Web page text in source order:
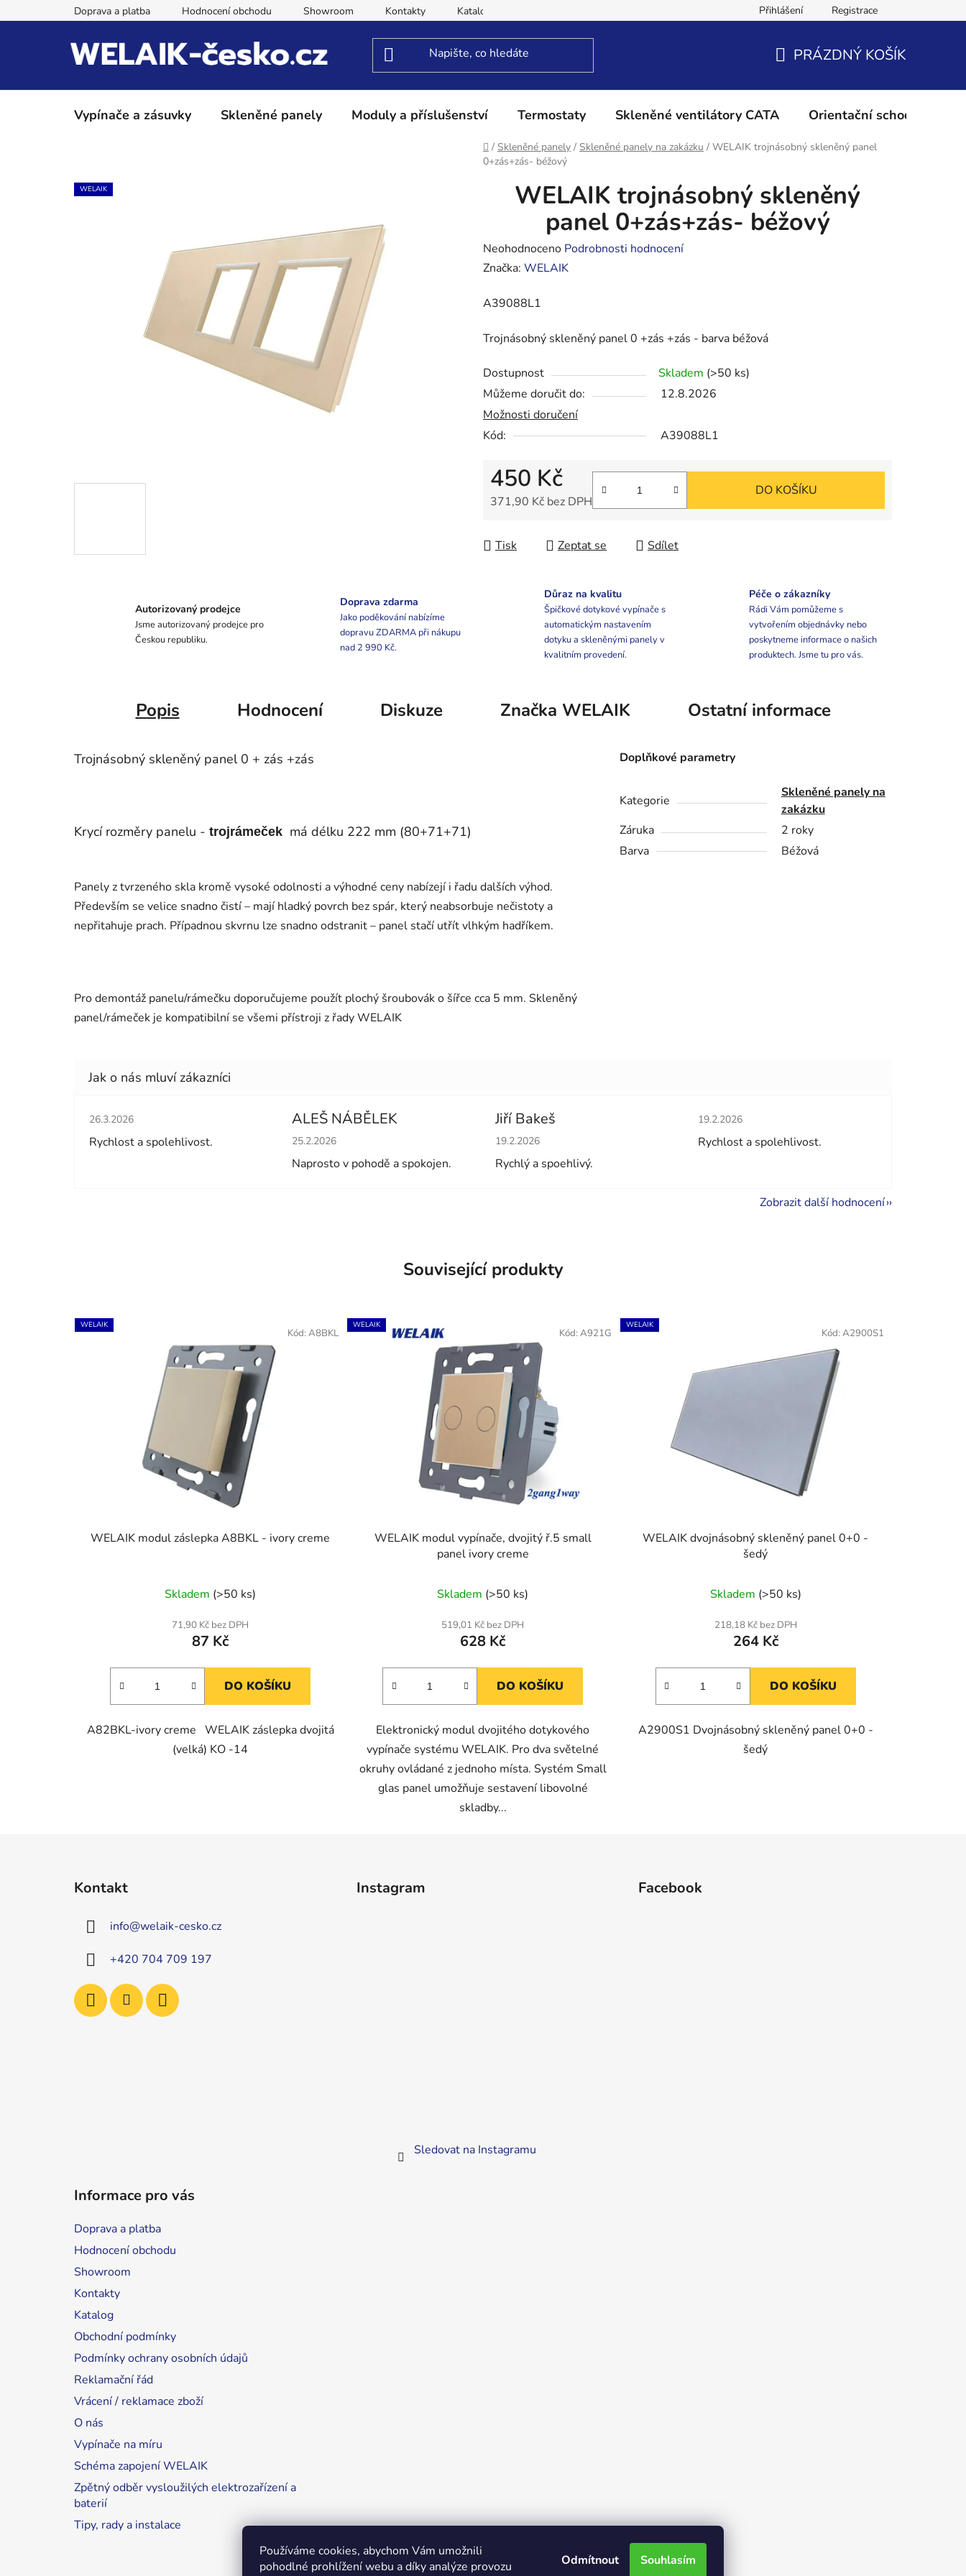
Používáme cookies, abychom Vám umožnili
pohodlné prohlížení webu a díky analýze provozu
Odmítnout Souhlasím
na
Doprava a platba Hodnocení obchodu Showroom Kontakty Katalog Podmínky ochrany osobních údajů Reklamační řád
Přihlášení Registrace
KOŠÍK
PRÁZDNÝ KOŠÍK
Vypínače a zásuvky Skleněné panely Moduly a příslušenství Termostaty Skleněné ventilátory CATA Orientační schodišťové
Domů
/ Skleněné panely / Skleněné panely na zakázku / WELAIK trojnásobný skleněný panel
0+zás+zás- béžový
WELAIK trojnásobný skleněný
panel 0+zás+zás- béžový
Průměrné
hodnocení
je
z
5
hvězdiček.
Neohodnoceno Podrobnosti hodnocení
Značka: WELAIK
A39088L1
Trojnásobný skleněný panel 0 +zás +zás - barva béžová
Dostupnost Skladem (>50 ks)
Můžeme doručit do:
12.8.2026
Možnosti doručení
Kód:
A39088L1
450 Kč
371,90 Kč bez DPH
DO KOŠÍKU
Tisk Zeptat se Sdílet
WELAIK
Autorizovaný prodejce
Jsme autorizovaný prodejce pro
Českou republiku.
Doprava zdarma
Jako poděkování nabízíme
dopravu ZDARMA při nákupu
nad 2 990 Kč.
Důraz na kvalitu
Špičkové dotykové vypínače s
automatickým nastavením
dotyku a skleněnými panely v
kvalitním provedení.
Péče o zákazníky
Rádi Vám pomůžeme s
vytvořením objednávky nebo
poskytneme informace o našich
produktech. Jsme tu pro vás.
Popis Hodnocení Diskuze Značka WELAIK Ostatní informace
Trojnásobný skleněný panel 0 + zás +zás
Krycí rozměry panelu - trojrámeček má délku 222 mm (80+71+71)
Panely z tvrzeného skla kromě vysoké odolnosti a výhodné ceny nabízejí i řadu dalších výhod.
Především se velice snadno čistí – mají hladký povrch bez spár, který neabsorbuje nečistoty a
nepřitahuje prach. Případnou skvrnu lze snadno odstranit – panel stačí utřít vlhkým hadříkem.
Pro demontáž panelu/rámečku doporučujeme použít plochý šroubovák o šířce cca 5 mm. Skleněný
panel/rámeček je kompatibilní se všemi přístroji z řady WELAIK
Doplňkové parametry
Kategorie
Skleněné panely na
zakázku
Záruka
2 roky
Barva
Béžová
Hodnocení obchodu je 5 z 5 hvězdiček.
26.3.2026
Rychlost a spolehlivost.
ALEŠ NÁBĚLEK
Hodnocení obchodu je 5 z 5 hvězdiček.
25.2.2026
Naprosto v pohodě a spokojen.
Jiří Bakeš
Hodnocení obchodu je 5 z 5 hvězdiček.
19.2.2026
Rychlý a spoehlivý.
Hodnocení obchodu je 5 z 5 hvězdiček.
19.2.2026
Rychlost a spolehlivost.
Zobrazit další hodnocení
Související produkty
WELAIK
WELAIK modul záslepka A8BKL - ivory creme
Skladem (>50 ks)
71,90 Kč bez DPH
87 Kč
DO KOŠÍKU
A82BKL-ivory creme WELAIK záslepka dvojitá
(velká) KO -14
Kód:A8BKL
WELAIK
WELAIK modul vypínače, dvojitý ř.5 small
panel ivory creme
Skladem (>50 ks)
519,01 Kč bez DPH
628 Kč
DO KOŠÍKU
Elektronický modul dvojitého dotykového
vypínače systému WELAIK. Pro dva světelné
okruhy ovládané z jednoho místa. Systém Small
glas panel umožňuje sestavení libovolné
skladby...
Kód: A921G
WELAIK
WELAIK dvojnásobný skleněný panel 0+0 -
šedý
Skladem (>50 ks)
218,18 Kč bez DPH
264 Kč
DO KOŠÍKU
A2900S1 Dvojnásobný skleněný panel 0+0 -
šedý
Kód: A2900S1
Kontakt
info@welaik-cesko.cz
+420 704 709 197
Instagram
Sledovat na Instagramu
Facebook
Informace pro vás
Doprava a platba
Hodnocení obchodu
Showroom
Kontakty
Katalog
Obchodní podmínky
Podmínky ochrany osobních údajů
Reklamační řád
Vrácení / reklamace zboží
O nás
Vypínače na míru
Schéma zapojení WELAIK
Zpětný odběr vysloužilých elektrozařízení a
baterií
Tipy, rady a instalace